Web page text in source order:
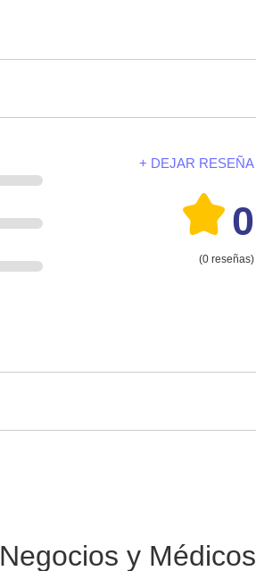
+ DEJAR RESEÑA
0
(0 reseñas)
Negocios y Médicos